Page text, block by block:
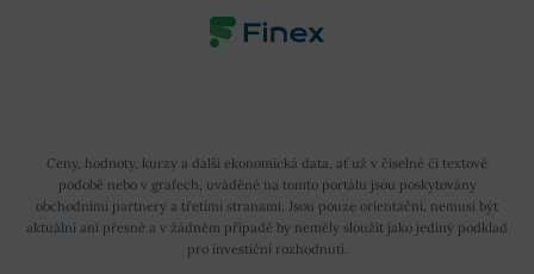
Ceny, hodnoty, kurzy a další ekonomická data, ať už v číselné či textové
podobě nebo v grafech, uváděné na tomto portálu jsou poskytovány
obchodními partnery a třetími stranami. Jsou pouze orientační, nemusí být
aktuální ani přesné a v žádném případě by neměly sloužit jako jediný podklad
pro investiční rozhodnutí.